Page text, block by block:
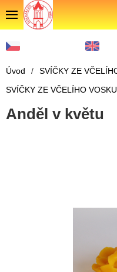
Úvod / SVÍČKY ZE
SVÍČKY ZE VČELÍHO VOSKU
Anděl v květu